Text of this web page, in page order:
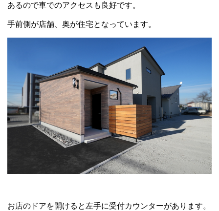
あるので車でのアクセスも良好です。
手前側が店舗、奥が住宅となっています。
お店のドアを開けると左手に受付カウンターがあります。